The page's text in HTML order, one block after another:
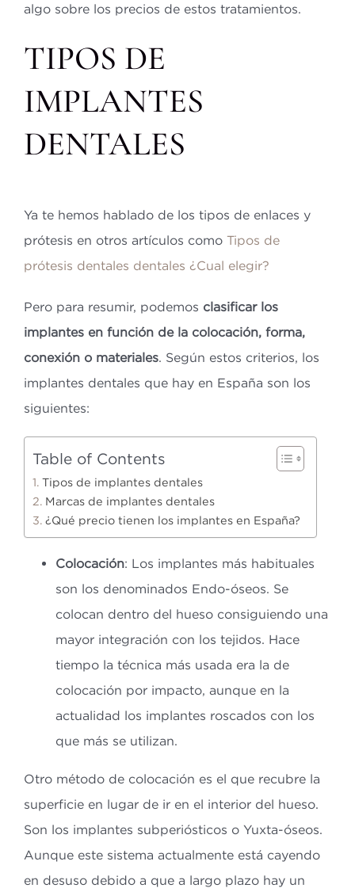
algo sobre los precios de estos tratamientos.
TIPOS DE
IMPLANTES
DENTALES
Ya te hemos hablado de los tipos de enlaces y
prótesis en otros artículos como Tipos de
prótesis dentales dentales ¿Cual elegir?
Pero para resumir, podemos clasificar los
implantes en función de la colocación, forma,
conexión o materiales. Según estos criterios, los
implantes dentales que hay en España son los
siguientes:
Table of Contents
Tipos de implantes dentales
Marcas de implantes dentales
¿Qué precio tienen los implantes en España?
Colocación: Los implantes más habituales
son los denominados Endo-óseos. Se
colocan dentro del hueso consiguiendo una
mayor integración con los tejidos. Hace
tiempo la técnica más usada era la de
colocación por impacto, aunque en la
actualidad los implantes roscados con los
que más se utilizan.
Otro método de colocación es el que recubre la
superficie en lugar de ir en el interior del hueso.
Son los implantes subperiósticos o Yuxta-óseos.
Aunque este sistema actualmente está cayendo
en desuso debido a que a largo plazo hay un